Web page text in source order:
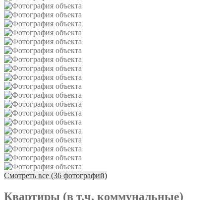
Смотреть все (36 фотографий)
Квартиры (в т.ч. коммунальные)